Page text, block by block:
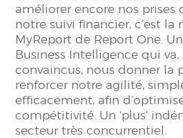
améliorer encore nos prises
notre suivi financier, c’est
MyReport de Report One.
Business Intelligence qui
convaincus, nous donner la
renforcer notre agilité,
efficacement, afin
compétitivité. Un ‘plus’
secteur très concurrentiel.